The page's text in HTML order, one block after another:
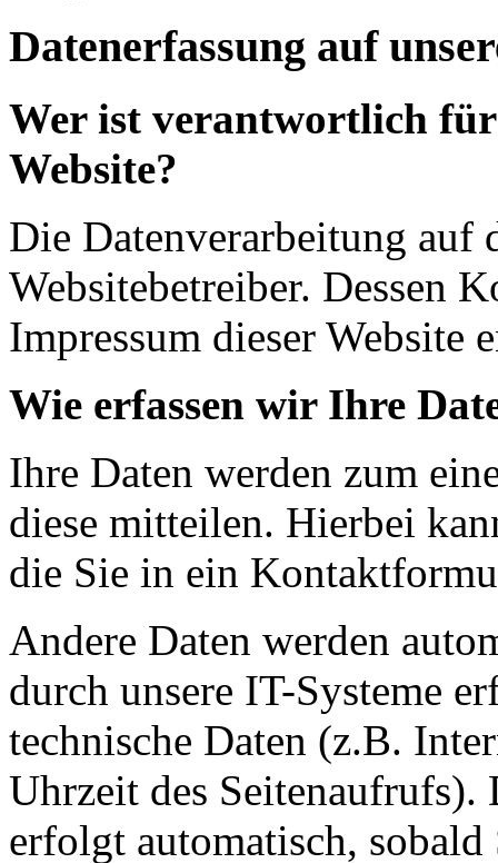
Datenerfassung auf
Wer ist verantwortlich für
Website?
Die Datenverarbeitung auf
Websitebetreiber. Dessen
Impressum dieser Website
Wie erfassen wir Ihre
Ihre Daten werden zum
diese mitteilen. Hierbei
die Sie in ein
Andere Daten werden
durch unsere IT-Systeme
technische Daten (z.B.
Uhrzeit des Seitenaufrufs).
erfolgt automatisch, sobald